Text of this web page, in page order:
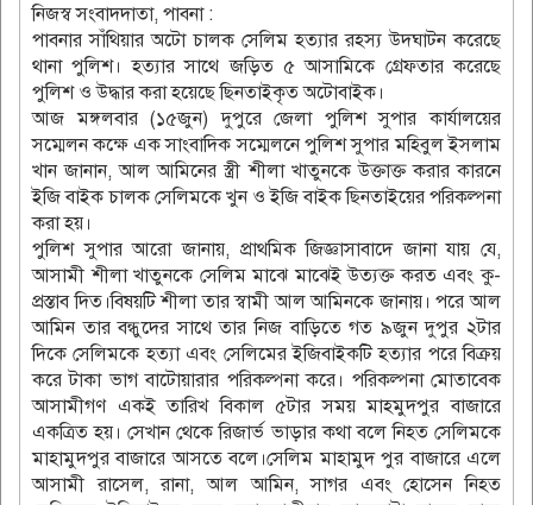
নিজস্ব সংবাদদাতা, পাবনা :
পাবনার সাঁথিয়ার অটো চালক সেলিম হত্যার রহস্য উদঘাটন করেছে
থানা পুলিশ। হত্যার সাথে জড়িত ৫ আসামিকে গ্রেফতার করেছে
পুলিশ ও উদ্ধার করা হয়েছে ছিনতাইকৃত অটোবাইক।
আজ মঙ্গলবার (১৫জুন) দুপুরে জেলা পুলিশ সুপার কার্যালয়ের
সম্মেলন কক্ষে এক সাংবাদিক সম্মেলনে পুলিশ সুপার মহিবুল ইসলাম
খান জানান, আল আমিনের স্ত্রী শীলা খাতুনকে উক্তাক্ত করার কারনে
ইজি বাইক চালক সেলিমকে খুন ও ইজি বাইক ছিনতাইয়ের পরিকল্পনা
করা হয়।
পুলিশ সুপার আরো জানায়, প্রাথমিক জিজ্ঞাসাবাদে জানা যায় যে,
আসামী শীলা খাতুনকে সেলিম মাঝে মাঝেই উত্যক্ত করত এবং কু-
প্রস্তাব দিত।বিষয়টি শীলা তার স্বামী আল আমিনকে জানায়। পরে আল
আমিন তার বন্ধুদের সাথে তার নিজ বাড়িতে গত ৯জুন দুপুর ২টার
দিকে সেলিমকে হত্যা এবং সেলিমের ইজিবাইকটি হত্যার পরে বিক্রয়
করে টাকা ভাগ বাটোয়ারার পরিকল্পনা করে। পরিকল্পনা মোতাবেক
আসামীগণ একই তারিখ বিকাল ৫টার সময় মাহমুদপুর বাজারে
একত্রিত হয়। সেখান থেকে রিজার্ভ ভাড়ার কথা বলে নিহত সেলিমকে
মাহামুদপুর বাজারে আসতে বলে।সেলিম মাহামুদ পুর বাজারে এলে
আসামী রাসেল, রানা, আল আমিন, সাগর এবং হোসেন নিহত